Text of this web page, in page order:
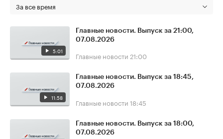
За все время
5:01
Главные новости. Выпуск за 21:00,
07.08.2026
Главные новости 21:00
11:58
Главные новости. Выпуск за 18:45,
07.08.2026
Главные новости 18:45
Главные новости. Выпуск за 18:00,
07.08.2026